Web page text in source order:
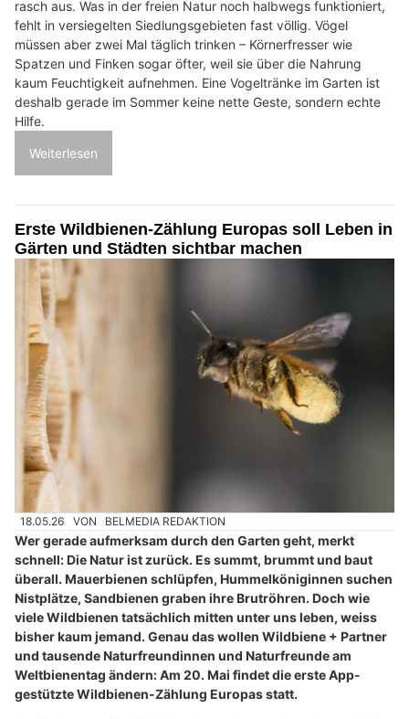
rasch aus. Was in der freien Natur noch halbwegs funktioniert,
fehlt in versiegelten Siedlungsgebieten fast völlig. Vögel
müssen aber zwei Mal täglich trinken – Körnerfresser wie
Spatzen und Finken sogar öfter, weil sie über die Nahrung
kaum Feuchtigkeit aufnehmen. Eine Vogeltränke im Garten ist
deshalb gerade im Sommer keine nette Geste, sondern echte
Hilfe.
Weiterlesen
Erste Wildbienen-Zählung Europas soll Leben in
Gärten und Städten sichtbar machen
18.05.26 VON BELMEDIA REDAKTION
Wer gerade aufmerksam durch den Garten geht, merkt
schnell: Die Natur ist zurück. Es summt, brummt und baut
überall. Mauerbienen schlüpfen, Hummelköniginnen suchen
Nistplätze, Sandbienen graben ihre Brutröhren. Doch wie
viele Wildbienen tatsächlich mitten unter uns leben, weiss
bisher kaum jemand. Genau das wollen Wildbiene + Partner
und tausende Naturfreundinnen und Naturfreunde am
Weltbienentag ändern: Am 20. Mai findet die erste App-
gestützte Wildbienen-Zählung Europas statt.